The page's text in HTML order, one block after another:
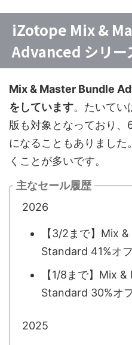
iZotope Mix &
Advanced シリー
Mix & Master Bundle
をしています。たいてい
版も対象となっており、
になることもありました
くことが多いです。
主なセール履歴
2026
【3/2まで】Mix
Standard 41%オフ
【1/8まで】Mix
Standard 30%オ
2025